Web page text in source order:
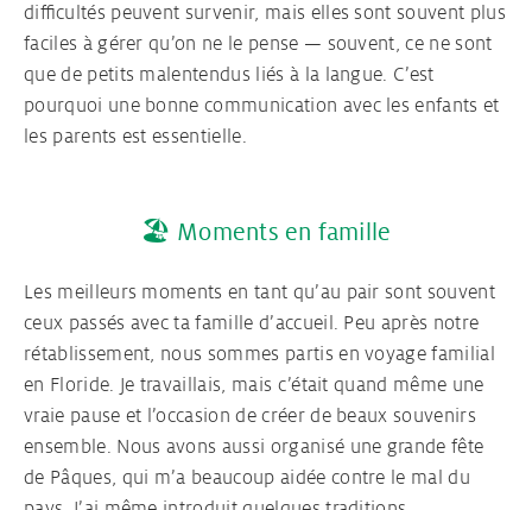
difficultés peuvent survenir, mais elles sont souvent plus
faciles à gérer qu’on ne le pense — souvent, ce ne sont
que de petits malentendus liés à la langue. C’est
pourquoi une bonne communication avec les enfants et
les parents est essentielle.
🏖️ Moments en famille
Les meilleurs moments en tant qu’au pair sont souvent
ceux passés avec ta famille d’accueil. Peu après notre
rétablissement, nous sommes partis en voyage familial
en Floride. Je travaillais, mais c’était quand même une
vraie pause et l’occasion de créer de beaux souvenirs
ensemble. Nous avons aussi organisé une grande fête
de Pâques, qui m’a beaucoup aidée contre le mal du